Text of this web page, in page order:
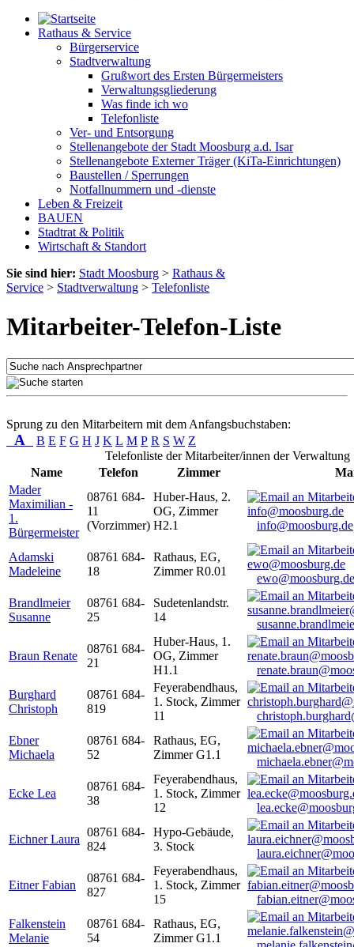
Rathaus & Service
Bürgerservice
Stadtverwaltung
Grußwort des Ersten Bürgermeisters
Verwaltungsgliederung
Was finde ich wo
Telefonliste
Ver- und Entsorgung
Stellenangebote der Stadt Moosburg a.d. Isar
Stellenangebote Externer Träger (KiTa-Einrichtungen)
Baustellen / Sperrungen
Notfallnummern und -dienste
Leben & Freizeit
BAUEN
Stadtrat & Politik
Wirtschaft & Standort
Sie sind hier: Stadt Moosburg > Rathaus &
Service > Stadtverwaltung > Telefonliste
Mitarbeiter-Telefon-Liste
Sprung zu den Mitarbeitern mit dem Anfangsbuchstaben:
A B E F G H J K L M P R S W Z
Telefonliste der Mitarbeiter/innen der Verwaltung
Name
Telefon Zimmer
Mader
Maximilian -
1.
Bürgermeister
08761 684-
11
(Vorzimmer)
Huber-Haus, 2.
OG, Zimmer
H2.1
info@moosburg.de
Adamski
Madeleine
08761 684-
18
Rathaus, EG,
Zimmer R0.01
ewo@moosburg.de
Brandlmeier
Susanne
08761 684-
25
Sudetenlandstr.
14
Braun Renate
08761 684-
21
Huber-Haus, 1.
OG, Zimmer
H1.1
Burghard
Christoph
08761 684-
819
Feyerabendhaus,
1. Stock, Zimmer
11
Ebner
Michaela
08761 684-
52
Rathaus, EG,
Zimmer G1.1
Ecke Lea
08761 684-
38
Feyerabendhaus,
1. Stock, Zimmer
12
Eichner Laura
08761 684-
824
Hypo-Gebäude,
3. Stock
Eitner Fabian
08761 684-
827
Feyerabendhaus,
1. Stock, Zimmer
15
Falkenstein
Melanie
08761 684-
54
Rathaus, EG,
Zimmer G1.1